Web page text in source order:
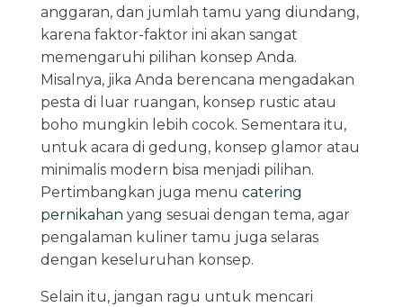
anggaran, dan jumlah tamu yang diundang,
karena faktor-faktor ini akan sangat
memengaruhi pilihan konsep Anda.
Misalnya, jika Anda berencana mengadakan
pesta di luar ruangan, konsep rustic atau
boho mungkin lebih cocok. Sementara itu,
untuk acara di gedung, konsep glamor atau
minimalis modern bisa menjadi pilihan.
Pertimbangkan juga menu catering
pernikahan yang sesuai dengan tema, agar
pengalaman kuliner tamu juga selaras
dengan keseluruhan konsep.
Selain itu, jangan ragu untuk mencari